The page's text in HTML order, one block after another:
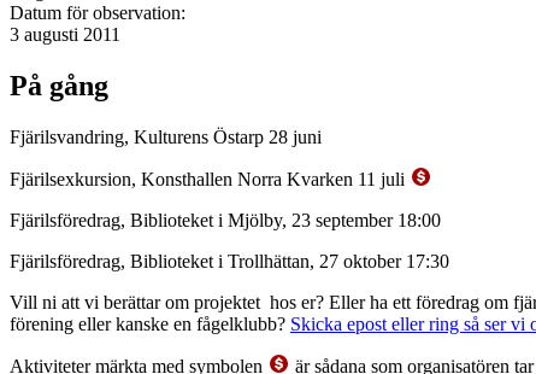
Datum för observation:
3 augusti 2011
På gång
Fjärilsvandring, Kulturens Östarp 28 juni
Fjärilsexkursion, Konsthallen Norra Kvarken 11 juli
Fjärilsföredrag, Biblioteket i Mjölby, 23 september 18:00
Fjärilsföredrag, Biblioteket i Trollhättan, 27 oktober 17:30
Vill ni att vi berättar om projektet hos er? Eller ha ett föredrag om
förening eller kanske en fågelklubb? Skicka epost eller ring så ser vi
Aktiviteter märkta med symbolen
är sådana som organisatören